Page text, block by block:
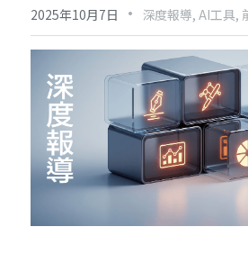
2025年10月7日 · 深度報導, AI工具,